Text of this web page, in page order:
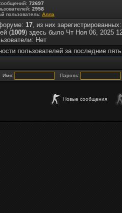
72697
2958
пользователь: Алла
17, из них
(1009) здесь было Чт Ноя 06, 2025
Нет
пользователей за последние
Имя: Пароль:
Новые сообщения